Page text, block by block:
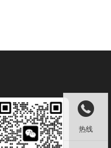

热线